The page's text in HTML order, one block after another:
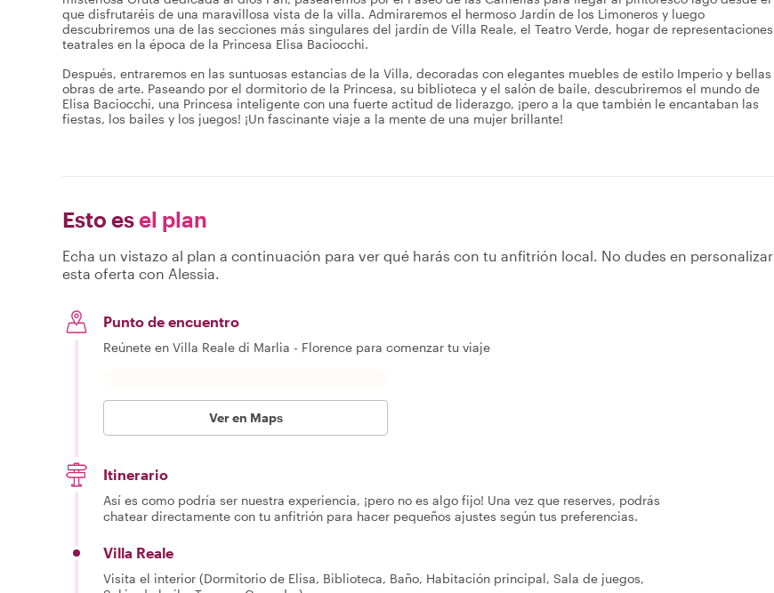
que disfrutaréis de una maravillosa vista de la villa. Admiraremos el hermoso Jardín de los Limoneros y luego
descubriremos una de las secciones más singulares del jardín de Villa Reale, el Teatro Verde, hogar de representaciones
teatrales en la época de la Princesa Elisa Baciocchi.
Después, entraremos en las suntuosas estancias de la Villa, decoradas con elegantes muebles de estilo Imperio y bellas
obras de arte. Paseando por el dormitorio de la Princesa, su biblioteca y el salón de baile, descubriremos el mundo de
Elisa Baciocchi, una Princesa inteligente con una fuerte actitud de liderazgo, ¡pero a la que también le encantaban las
fiestas, los bailes y los juegos! ¡Un fascinante viaje a la mente de una mujer brillante!
Esto esel plan
Echa un vistazo al plan a continuación para ver qué harás con tu anfitrión local. No dudes en personalizar
esta oferta con Alessia.
Punto de encuentro
Reúnete en Villa Reale di Marlia - Florence para comenzar tu viaje
Ver en Maps
Itinerario
Así es como podría ser nuestra experiencia, ¡pero no es algo fijo! Una vez que reserves, podrás
chatear directamente con tu anfitrión para hacer pequeños ajustes según tus preferencias.
Villa Reale
Visita el interior (Dormitorio de Elisa, Biblioteca, Baño, Habitación principal, Sala de juegos,